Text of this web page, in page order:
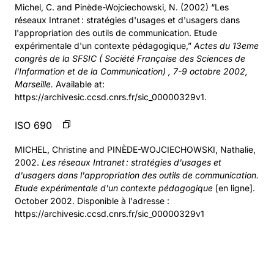
Michel, C. and Pinède-Wojciechowski, N. (2002) “Les
réseaux Intranet : stratégies d'usages et d'usagers dans
l'appropriation des outils de communication. Etude
expérimentale d'un contexte pédagogique,” Actes du 13eme
congrès de la SFSIC ( Société Française des Sciences de
l'Information et de la Communication) , 7-9 octobre 2002,
Marseille. Available at:
https://archivesic.ccsd.cnrs.fr/sic_00000329v1.
ISO 690
MICHEL, Christine and PINÈDE-WOJCIECHOWSKI, Nathalie,
2002. Les réseaux Intranet : stratégies d'usages et
d'usagers dans l'appropriation des outils de communication.
Etude expérimentale d'un contexte pédagogique [en ligne].
October 2002. Disponible à l'adresse :
https://archivesic.ccsd.cnrs.fr/sic_00000329v1